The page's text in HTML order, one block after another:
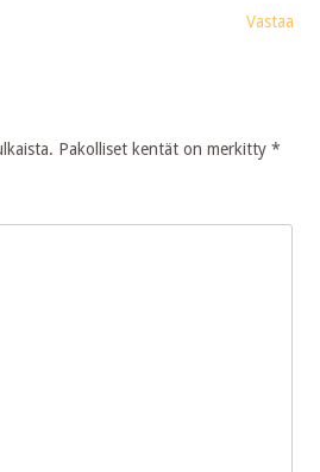
Vastaa
Pakolliset kentät on merkitty*